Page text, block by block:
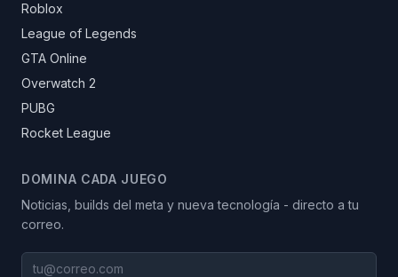
Roblox
League of Legends
GTA Online
Overwatch 2
PUBG
Rocket League
DOMINA CADA JUEGO
Noticias, builds del meta y nueva tecnología - directo a tu
correo.
tu@correo.com